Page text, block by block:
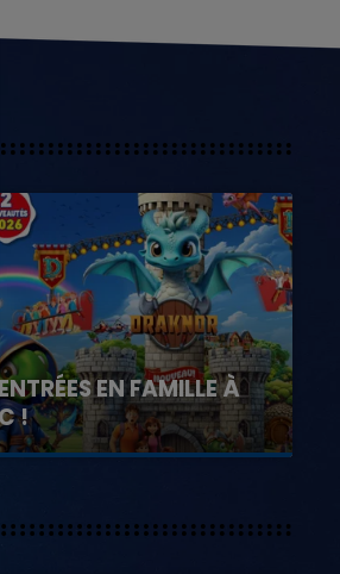
EN FAMILLE À
!